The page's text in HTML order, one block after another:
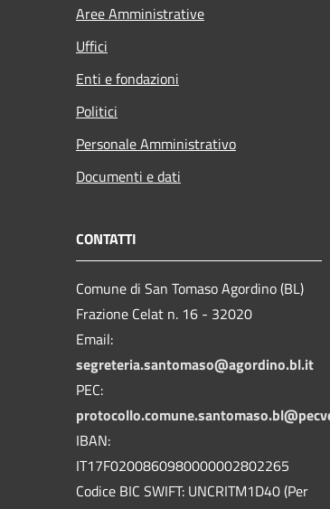
Aree Amministrative
Uffici
Enti e fondazioni
Politici
Personale Amministrativo
Documenti e dati
CONTATTI
Comune di San Tomaso Agordino (BL)
Frazione Celat n. 16 - 32020
Email:
segreteria.santomaso@agordino.bl.it
PEC:
IBAN:
IT17F0200860980000002802265
Codice BIC SWIFT: UNCRITM1D40 (Per